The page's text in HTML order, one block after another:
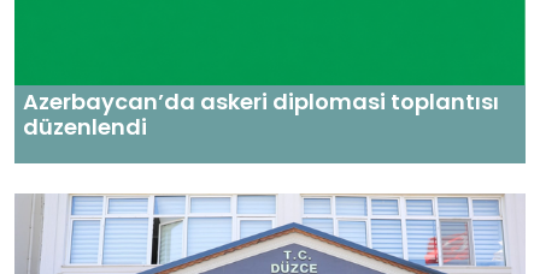
Azerbaycan’da askeri diplomasi toplantısı
düzenlendi